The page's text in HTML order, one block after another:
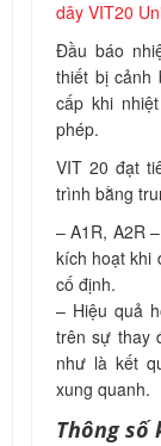
dây VIT20
Đầu báo
thiết bị cảnh
cấp khi
phép.
VIT 20 đạt
trình bằng
– A1R, A2R
kích hoạt khi
cố định.
– Hiệu quả
trên sự thay
như là kết
xung quanh.
Thông số